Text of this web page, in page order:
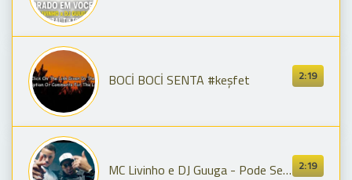
2:19
BOCİ BOCİ SENTA #keşfet
2:19
MC Livinho e DJ Guuga - Pode Sentar - Eu Tô Vidrado Em Você (Videoclipe Oficial)